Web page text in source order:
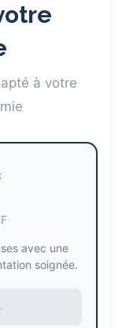
à votre
avec une
soignée.